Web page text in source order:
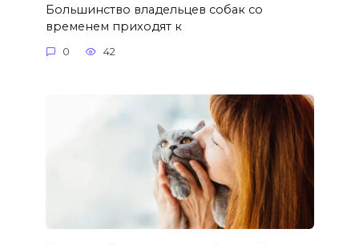
Большинство владельцев собак со
временем приходят к
0 42